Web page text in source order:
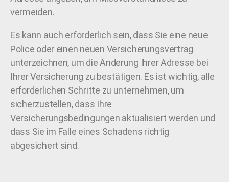
vermeiden.
Es kann auch erforderlich sein, dass Sie eine neue
Police oder einen neuen Versicherungsvertrag
unterzeichnen, um die Änderung Ihrer Adresse bei
Ihrer Versicherung zu bestätigen. Es ist wichtig, alle
erforderlichen Schritte zu unternehmen, um
sicherzustellen, dass Ihre
Versicherungsbedingungen aktualisiert werden und
dass Sie im Falle eines Schadens richtig
abgesichert sind.